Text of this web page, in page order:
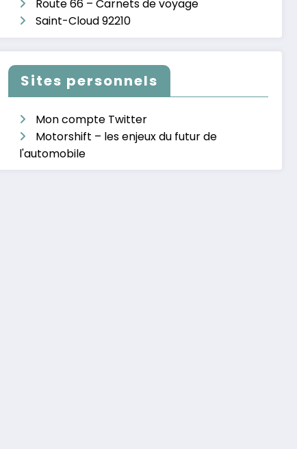
Route 66 – Carnets de voyage
Saint-Cloud 92210
Sites personnels
Mon compte Twitter
Motorshift – les enjeux du futur de
l'automobile